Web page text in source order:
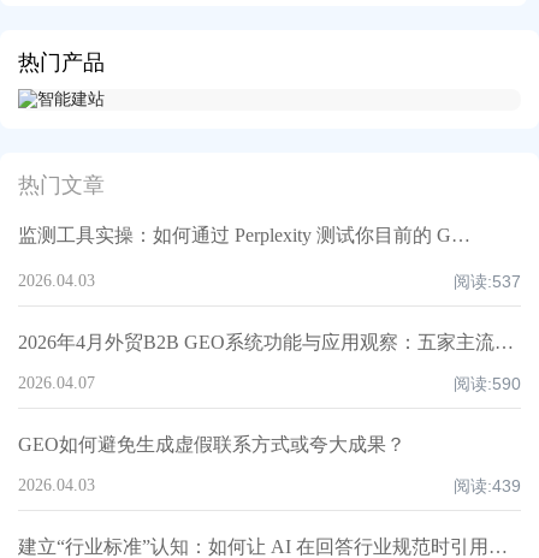
热门产品
热门文章
监测工具实操：如何通过 Perplexity 测试你目前的 GEO 覆盖率？
2026.04.03 阅读:537
2026年4月外贸B2B GEO系统功能与应用观察：五家主流服务商深度测评
2026.04.07 阅读:590
GEO如何避免生成虚假联系方式或夸大成果？
2026.04.03 阅读:439
建立“行业标准”认知：如何让 AI 在回答行业规范时引用你的标准？